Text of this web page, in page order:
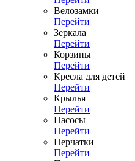
Велозамки
Перейти
Зеркала
Перейти
Корзины
Перейти
Кресла для детей
Перейти
Крылья
Перейти
Насосы
Перейти
Перчатки
Перейти